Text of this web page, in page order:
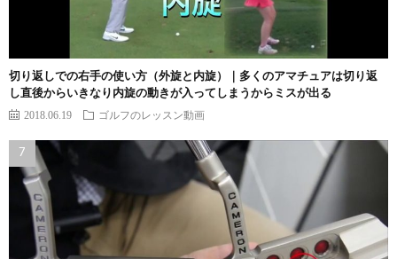
切り返しでの右手の使い方（外旋と内旋）｜多くのアマチュアは切り返
し直後からいきなり内旋の動きが入ってしまうからミスが出る
2018.06.19 ゴルフのレッスン動画